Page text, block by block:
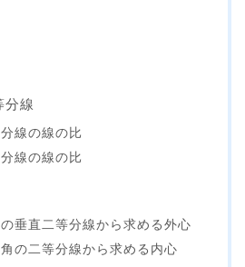
分線
線の線の比
線の線の比
垂直二等分線から求める外心
の二等分線から求める内心